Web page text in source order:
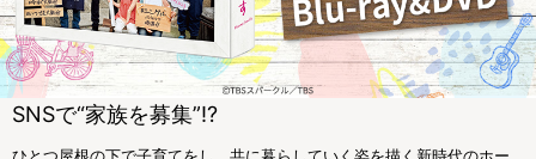
SNSで“家族を募集”!?
ひとつ屋根の下で子育てをし、共に暮らしていく姿を描く新時代のホー